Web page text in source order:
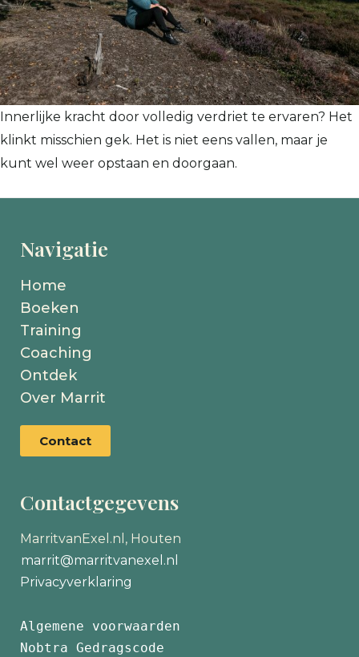
Innerlijke kracht door volledig verdriet te ervaren? Het
klinkt misschien gek. Het is niet eens vallen, maar je
kunt wel weer opstaan en doorgaan.
Navigatie
Home
Boeken
Training
Coaching
Ontdek
Over Marrit
Contact
Contactgegevens
MarritvanExel.nl, Houten
marrit@marritvanexel.nl
Privacyverklaring
Algemene voorwaarden
Nobtra Gedragscode